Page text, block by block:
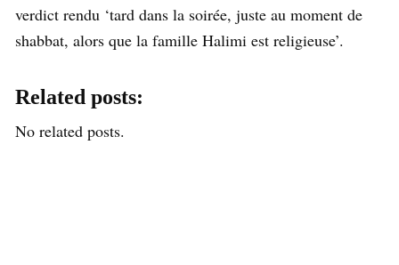
verdict rendu ‘tard dans la soirée, juste au moment de
shabbat, alors que la famille Halimi est religieuse’.
Related posts:
No related posts.